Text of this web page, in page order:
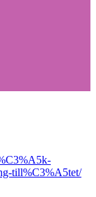
till%C3%A5tet/